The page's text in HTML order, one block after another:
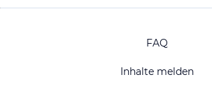
FAQ
Inhalte melden